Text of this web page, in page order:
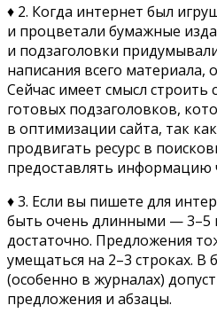
♦ 2. Когда интернет был
и процветали бумажные
и подзаголовки
написания всего материала,
Сейчас имеет смысл строить
готовых подзаголовков,
в оптимизации сайта, так
продвигать ресурс в
предоставлять информацию
♦ 3. Если вы пишете для
быть очень длинными — 3–5
достаточно. Предложения
умещаться на 2–3 строках. В
(особенно в журналах)
предложения и абзацы.